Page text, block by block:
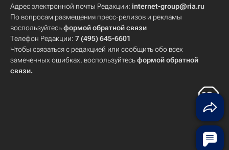
Адрес электронной почты Редакции: internet-group@ria.ru
По вопросам размещения пресс-релизов и рекламы
воспользуйтесьформой обратной связи
Телефон Редакции: 7 (495) 645-6601
Чтобы связаться с редакцией или сообщить обо всех
замеченных ошибках, воспользуйтесьформой обратной
связи.